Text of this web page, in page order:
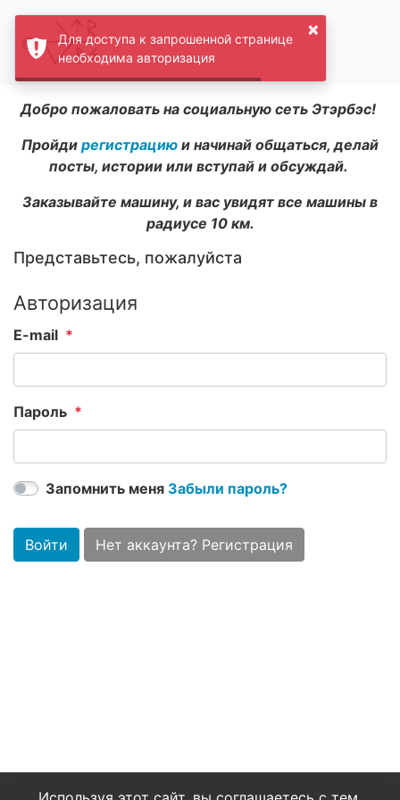
Добро пожаловать на социальную сеть Этэрбэс!
Пройди регистрацию и начинай общаться, делай
посты, истории или вступай и обсуждай.
Заказывайте машину, и вас увидят все машины в
радиусе 10 км.
Представьтесь, пожалуйста
Авторизация
E-mail
Пароль
Запомнить меня Забыли пароль?
Войти Нет аккаунта? Регистрация
×
Для доступа к запрошенной странице
необходима авторизация